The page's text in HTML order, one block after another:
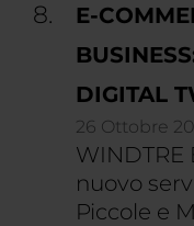
E-
DIGITAL
26 Ottobre
WINDTRE
nuovo
Piccole e